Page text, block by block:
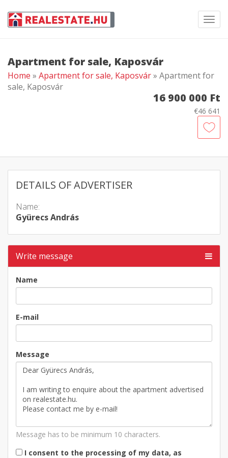
Apartment for sale, Kaposvár
Home » Apartment for sale, Kaposvár» Apartment for
sale, Kaposvár
16 900 000 Ft
€46 641
DETAILS OF ADVERTISER
Name:
Gyürecs András
Write message
Name
E-mail
Message
Message has to be minimum 10 characters.
I consent to the processing of my data, as